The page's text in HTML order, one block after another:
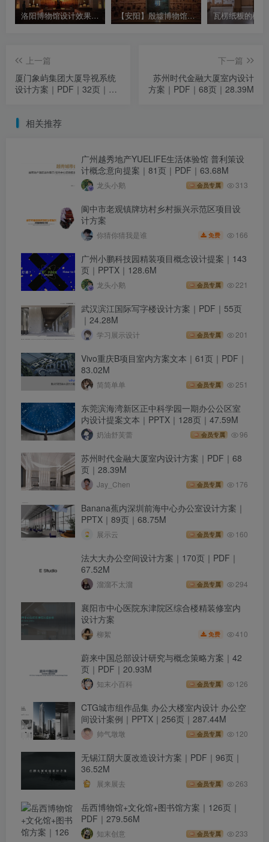
洛阳博物馆设计效果图｜JPG｜147张｜381.23M 【安阳】殷墟博物馆现场实拍照片 以展品展墙为主｜460张｜JPG｜64.52M
上一篇
厦门象屿集团大厦导视系统
设计方案｜PDF｜32页｜
下一篇
苏州时代金融大厦室内设计
方案｜PDF｜68页｜28.39M
相关推荐
广州越秀地产YUELIFE生活体验馆 普利策设
计概念意向提案｜81页｜PDF｜63.68M
龙头小鹅 会员专属 313
阆中市老观镇牌坊村乡村振兴示范区项目设
计方案
你猜你猜我是谁 免费 166
广州小鹏科技园精装项目概念设计提案｜143
页｜PPTX｜128.6M
龙头小鹅 会员专属 221
武汉滨江国际写字楼设计方案｜PDF｜55页
｜24.28M
学习展示设计 会员专属 201
Vivo重庆B项目室内方案文本｜61页｜PDF｜
83.02M
简简单单 会员专属 251
东莞滨海湾新区正中科学园一期办公公区室
内设计提案文本｜PPTX｜128页｜47.59M
奶油舒芙蕾 会员专属 96
苏州时代金融大厦室内设计方案｜PDF｜68
页｜28.39M
Jay_Chen 会员专属 176
Banana蕉内深圳前海中心办公室设计方案｜
PPTX｜89页｜68.75M
展示云 会员专属 160
法大大办公空间设计方案｜170页｜PDF｜
67.52M
溜溜不太溜 会员专属 294
襄阳市中心医院东津院区综合楼精装修室内
设计方案
柳絮 免费 410
蔚来中国总部设计研究与概念策略方案｜42
页｜PDF｜20.93M
知末小百科 会员专属 126
CTG城市组作品集 办公大楼室内设计 办公空
间设计案例｜PPTX｜256页｜287.44M
帅气墩墩 会员专属 120
无锡江阴大厦改造设计方案｜PDF｜96页｜
36.52M
展来展去 会员专属 263
岳西博物馆+文化馆+图书馆方案｜126页｜
PDF｜279.56M
知末创意 会员专属 233